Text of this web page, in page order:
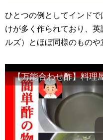
ひとつの例としてインド
けが多く作られており、
ルズ）とほぼ同様のものや